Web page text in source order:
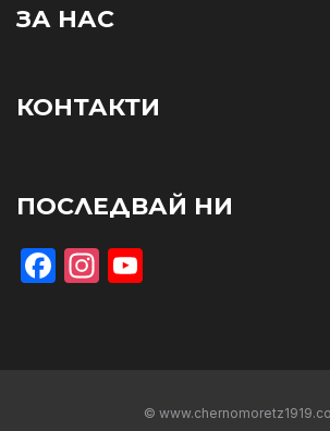
ЗА НАС
КОНТАКТИ
ПОСЛЕДВАЙ НИ
Facebook
Instagram
©